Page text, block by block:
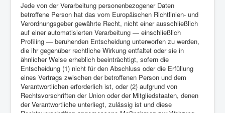
Jede von der Verarbeitung personenbezogener Daten
betroffene Person hat das vom Europäischen Richtlinien- und
Verordnungsgeber gewährte Recht, nicht einer ausschließlich
auf einer automatisierten Verarbeitung — einschließlich
Profiling — beruhenden Entscheidung unterworfen zu werden,
die ihr gegenüber rechtliche Wirkung entfaltet oder sie in
ähnlicher Weise erheblich beeinträchtigt, sofern die
Entscheidung (1) nicht für den Abschluss oder die Erfüllung
eines Vertrags zwischen der betroffenen Person und dem
Verantwortlichen erforderlich ist, oder (2) aufgrund von
Rechtsvorschriften der Union oder der Mitgliedstaaten, denen
der Verantwortliche unterliegt, zulässig ist und diese